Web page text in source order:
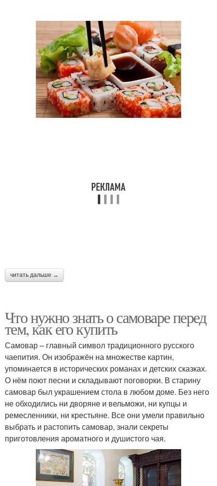
читать дальше →
Что нужно знать о самоваре перед
тем, как его купить
Самовар – главный символ традиционного русского
чаепития. Он изображён на множестве картин,
упоминается в исторических романах и детских сказках.
О нём поют песни и складывают поговорки. В старину
самовар был украшением стола в любом доме. Без него
не обходились ни дворяне и вельможи, ни купцы и
ремесленники, ни крестьяне. Все они умели правильно
выбрать и растопить самовар, знали секреты
приготовления ароматного и душистого чая.